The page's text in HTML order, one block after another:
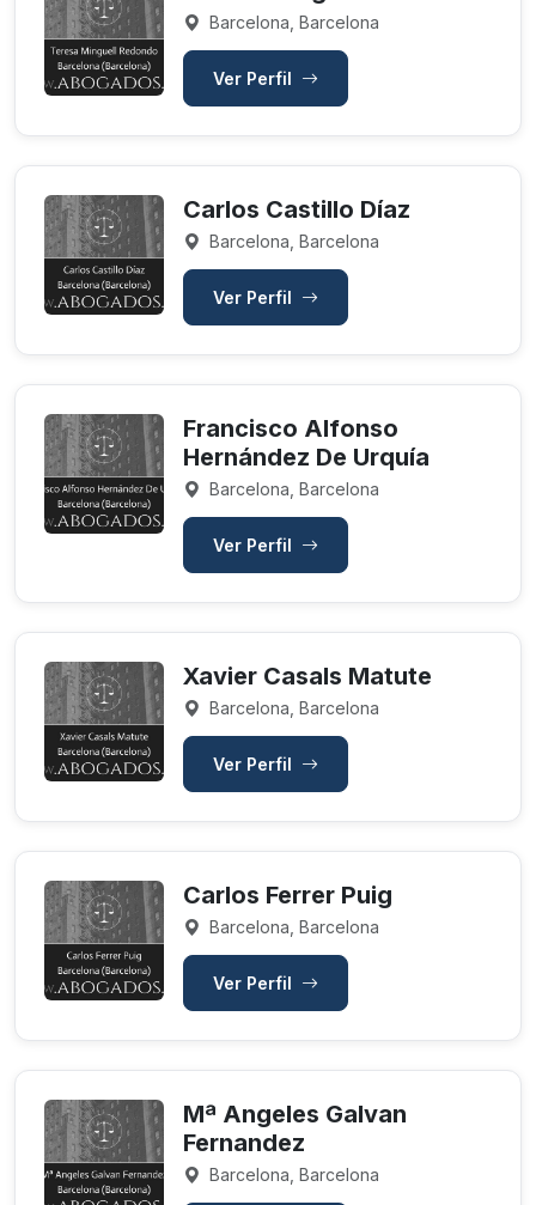
Barcelona, Barcelona
Ver Perfil
Carlos Castillo Díaz
Barcelona, Barcelona
Ver Perfil
Francisco Alfonso
Hernández De Urquía
Barcelona, Barcelona
Ver Perfil
Xavier Casals Matute
Barcelona, Barcelona
Ver Perfil
Carlos Ferrer Puig
Barcelona, Barcelona
Ver Perfil
Mª Angeles Galvan
Fernandez
Barcelona, Barcelona